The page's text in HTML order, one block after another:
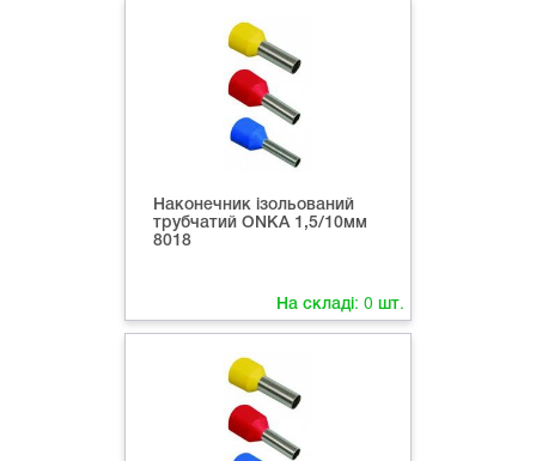
Наконечник ізольований
трубчатий ONKA 1,5/10мм
8018
На складі: 0 шт.